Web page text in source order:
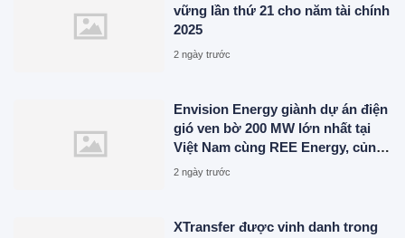
vững lần thứ 21 cho năm tài chính
2025
2 ngày trước
Envision Energy giành dự án điện
gió ven bờ 200 MW lớn nhất tại
Việt Nam cùng REE Energy, củng
cố Hệ thống Năng lượng Tương
2 ngày trước
XTransfer được vinh danh trong